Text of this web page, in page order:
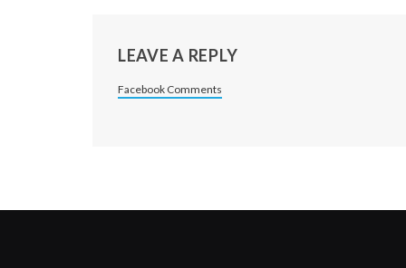
LEAVE A REPLY
Facebook Comments